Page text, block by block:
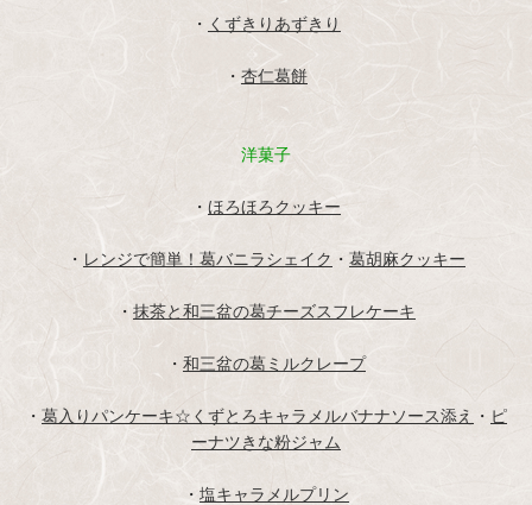
・ くずきりあずきり
・ 杏仁葛餅
洋菓子
・ ほろほろクッキー
・ レンジで簡単！葛バニラシェイク ・ 葛胡麻クッキー
・ 抹茶と和三盆の葛チーズスフレケーキ
・ 和三盆の葛ミルクレープ
・ 葛入りパンケーキ☆くずとろキャラメルバナナソース添え ・ ピ
ーナツきな粉ジャム
・ 塩キャラメルプリン